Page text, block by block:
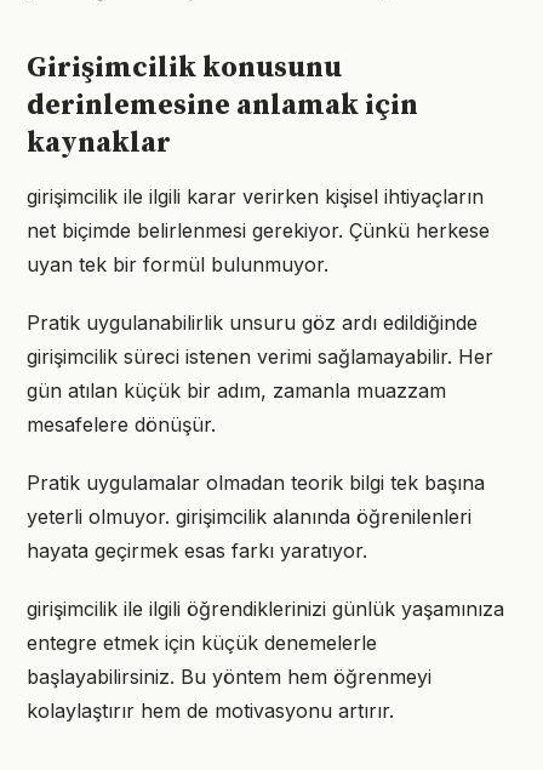
Girişimcilik konusunu
derinlemesine anlamak için
kaynaklar
girişimcilik ile ilgili karar verirken kişisel ihtiyaçların
net biçimde belirlenmesi gerekiyor. Çünkü herkese
uyan tek bir formül bulunmuyor.
Pratik uygulanabilirlik unsuru göz ardı edildiğinde
girişimcilik süreci istenen verimi sağlamayabilir. Her
gün atılan küçük bir adım, zamanla muazzam
mesafelere dönüşür.
Pratik uygulamalar olmadan teorik bilgi tek başına
yeterli olmuyor. girişimcilik alanında öğrenilenleri
hayata geçirmek esas farkı yaratıyor.
girişimcilik ile ilgili öğrendiklerinizi günlük yaşamınıza
entegre etmek için küçük denemelerle
başlayabilirsiniz. Bu yöntem hem öğrenmeyi
kolaylaştırır hem de motivasyonu artırır.